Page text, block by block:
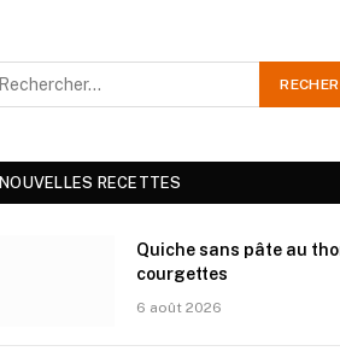
NOUVELLES RECETTES
Quiche sans pâte au
courgettes
6 août 2026